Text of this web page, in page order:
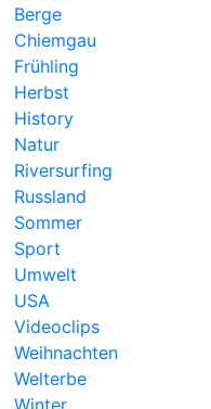
Berge
Chiemgau
Frühling
Herbst
History
Natur
Riversurfing
Russland
Sommer
Sport
Umwelt
USA
Videoclips
Weihnachten
Welterbe
Winter